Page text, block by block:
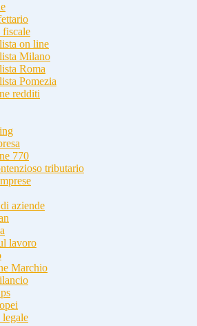
fiscale
on line
Milano
Roma
Pomezia
redditi
770
tributario
aziende
lavoro
Marchio
legale